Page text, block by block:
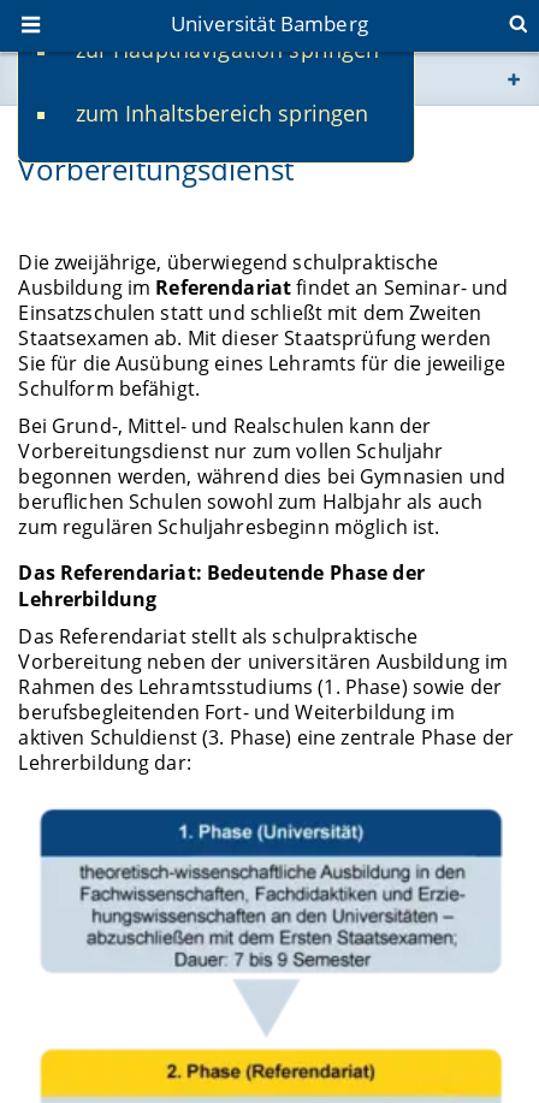
zur Hauptnavigation springen
zum Inhaltsbereich springen
Universität Bamberg
www.uni-bamberg.de
univis.uni-bamberg.de
fis.uni-bamberg.de
Referendariat und
Vorbereitungsdienst
Die zweijährige, überwiegend schulpraktische
Ausbildung im Referendariatfindet an Seminar- und
Einsatzschulen statt und schließt mit dem Zweiten
Staatsexamen ab. Mit dieser Staatsprüfung werden
Sie für die Ausübung eines Lehramts für die jeweilige
Schulform befähigt.
Bei Grund-, Mittel- und Realschulen kann der
Vorbereitungsdienst nur zum vollen Schuljahr
begonnen werden, während dies bei Gymnasien und
beruflichen Schulen sowohl zum Halbjahr als auch
zum regulären Schuljahresbeginn möglich ist.
Das Referendariat: Bedeutende Phase der
Lehrerbildung
Das Referendariat stellt als schulpraktische
Vorbereitung neben der universitären Ausbildung im
Rahmen des Lehramtsstudiums (1. Phase) sowie der
berufsbegleitenden Fort- und Weiterbildung im
aktiven Schuldienst (3. Phase) eine zentrale Phase der
Lehrerbildung dar: